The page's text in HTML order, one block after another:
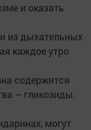
и оказать
из дыхательных
каждое утро
содержится
– гликозиды.
могут